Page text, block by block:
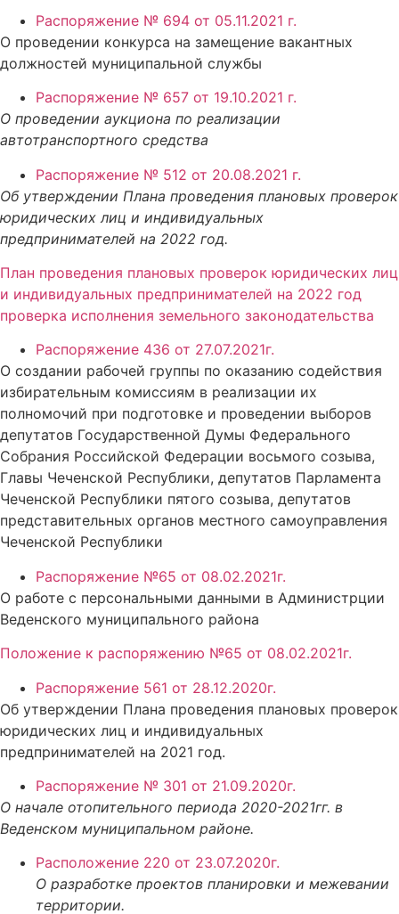
Распоряжение № 694 от 05.11.2021 г.
О проведении конкурса на замещение вакантных
должностей муниципальной службы
Распоряжение № 657 от 19.10.2021 г.
О проведении аукциона по реализации
автотранспортного средства
Распоряжение № 512 от 20.08.2021 г.
Об утверждении Плана проведения плановых проверок
юридических лиц и индивидуальных
предпринимателей на 2022 год.
План проведения плановых проверок юридических лиц
и индивидуальных предпринимателей на 2022 год
проверка исполнения земельного законодательства
Распоряжение 436 от 27.07.2021г.
О создании рабочей группы по оказанию содействия
избирательным комиссиям в реализации их
полномочий при подготовке и проведении выборов
депутатов Государственной Думы Федерального
Собрания Российской Федерации восьмого созыва,
Главы Чеченской Республики, депутатов Парламента
Чеченской Республики пятого созыва, депутатов
представительных органов местного самоуправления
Чеченской Республики
Распоряжение №65 от 08.02.2021г.
О работе с персональными данными в Администрции
Веденского муниципального района
Положение к распоряжению №65 от 08.02.2021г.
Распоряжение 561 от 28.12.2020г.
Об утверждении Плана проведения плановых проверок
юридических лиц и индивидуальных
предпринимателей на 2021 год.
Распоряжение № 301 от 21.09.2020г.
О начале отопительного периода 2020-2021гг. в
Веденском муниципальном районе.
Расположение 220 от 23.07.2020г.
О разработке проектов планировки и межевании
территории.